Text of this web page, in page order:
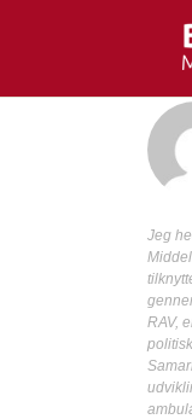
Jeg
RAV,